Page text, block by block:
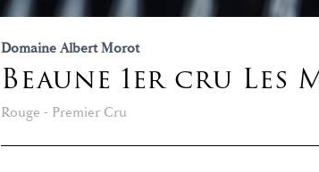
Domaine Albert Morot
Beaune 1er cru Les
Rouge - Premier Cru